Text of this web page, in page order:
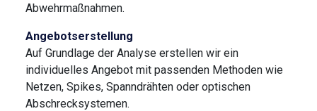
Abwehrmaßnahmen.
Angebotserstellung
Auf Grundlage der Analyse erstellen wir ein
individuelles Angebot mit passenden Methoden wie
Netzen, Spikes, Spanndrähten oder optischen
Abschrecksystemen.